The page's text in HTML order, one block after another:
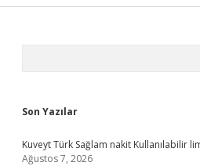
Son Yazılar
Kuveyt Türk Sağlam nakit Kullanılabilir
Ağustos 7, 2026